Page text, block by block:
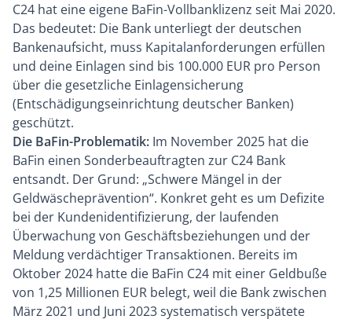
C24 hat eine eigene BaFin-Vollbanklizenz seit Mai 2020.
Das bedeutet: Die Bank unterliegt der deutschen
Bankenaufsicht, muss Kapitalanforderungen erfüllen
und deine Einlagen sind bis 100.000 EUR pro Person
über die gesetzliche Einlagensicherung
(Entschädigungseinrichtung deutscher Banken)
geschützt.
Die BaFin-Problematik: Im November 2025 hat die
BaFin einen Sonderbeauftragten zur C24 Bank
entsandt. Der Grund: „Schwere Mängel in der
Geldwäscheprävention“. Konkret geht es um Defizite
bei der Kundenidentifizierung, der laufenden
Überwachung von Geschäftsbeziehungen und der
Meldung verdächtiger Transaktionen. Bereits im
Oktober 2024 hatte die BaFin C24 mit einer Geldbuße
von 1,25 Millionen EUR belegt, weil die Bank zwischen
März 2021 und Juni 2023 systematisch verspätete